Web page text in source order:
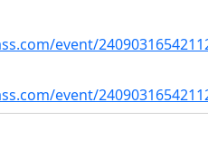
event/
event/